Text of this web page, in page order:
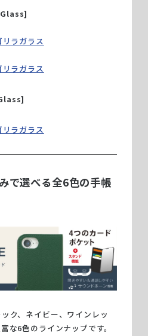
リラガラス
リラガラス
リラガラス
で選べる全6色の手帳
ク、ネイビー、ワインレッ
な6色のラインナップです。